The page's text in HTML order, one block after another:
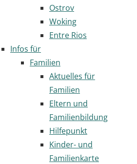
Ostrov
Woking
Entre Rios
Infos für
Familien
Aktuelles für
Familien
Eltern und
Familienbildung
Hilfepunkt
Kinder- und
Familienkarte